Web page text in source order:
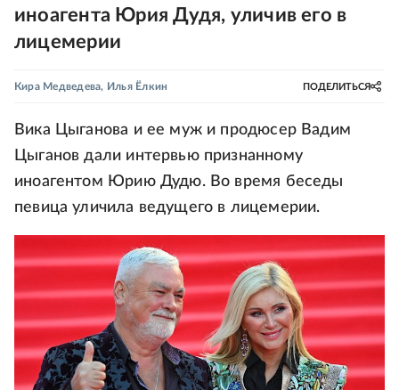
иноагента Юрия Дудя, уличив его в
лицемерии
Кира Медведева, Илья Ёлкин ПОДЕЛИТЬСЯ
Вика Цыганова и ее муж и продюсер Вадим
Цыганов дали интервью признанному
иноагентом Юрию Дудю. Во время беседы
певица уличила ведущего в лицемерии.